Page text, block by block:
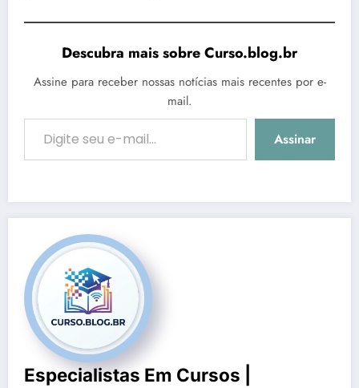
Descubra mais sobre Curso.blog.br
Assine para receber nossas notícias mais recentes por e-
mail.
Digite seu e-mail…
Assinar
Especialistas Em Cursos |